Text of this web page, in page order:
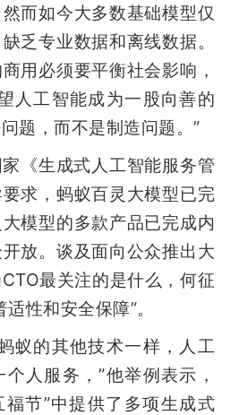
而如今大多数基础模型仅
乏专业数据和离线数据。
用必须要平衡社会影响，
人工智能成为一股向善的
题，而不是制造问题。”
《生成式人工智能服务管
求，蚂蚁百灵大模型已完
模型的多款产品已完成内
放。谈及面向公众推出大
最关注的是什么，何征
性和安全保障”。
蚁的其他技术一样，人工
人服务，”他举例表示，
节”中提供了多项生成式